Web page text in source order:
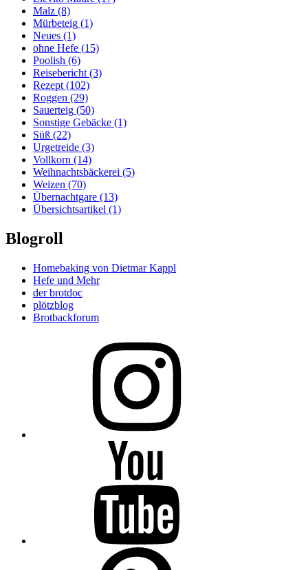
Malz (8)
Mürbeteig (1)
Neues (1)
ohne Hefe (15)
Poolish (6)
Reisebericht (3)
Rezept (102)
Roggen (29)
Sauerteig (50)
Sonstige Gebäcke (1)
Süß (22)
Urgetreide (3)
Vollkorn (14)
Weihnachtsbäckerei (5)
Weizen (70)
Übernachtgare (13)
Übersichtsartikel (1)
Blogroll
Homebaking von Dietmar Kappl
Hefe und Mehr
der brotdoc
plötzblog
Brotbackforum